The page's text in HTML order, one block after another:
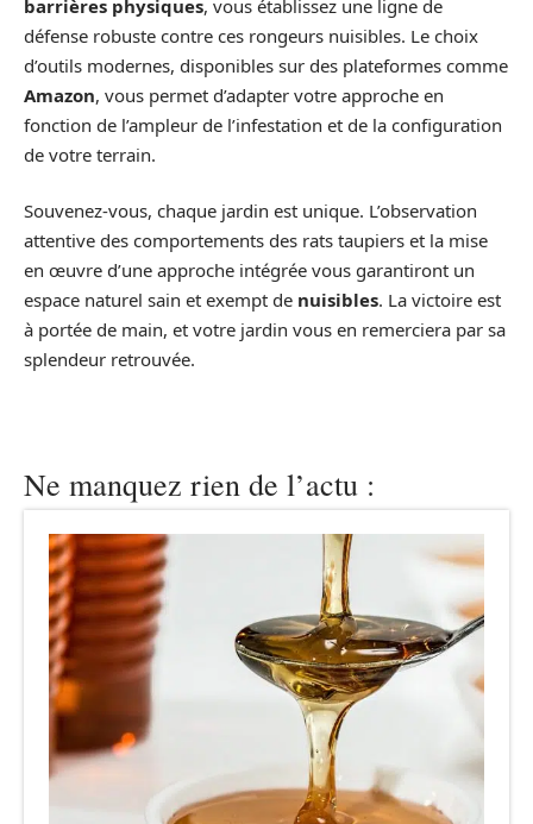
barrières physiques, vous établissez une ligne de
défense robuste contre ces rongeurs nuisibles. Le choix
d’outils modernes, disponibles sur des plateformes comme
Amazon, vous permet d’adapter votre approche en
fonction de l’ampleur de l’infestation et de la configuration
de votre terrain.
Souvenez-vous, chaque jardin est unique. L’observation
attentive des comportements des rats taupiers et la mise
en œuvre d’une approche intégrée vous garantiront un
espace naturel sain et exempt de nuisibles. La victoire est
à portée de main, et votre jardin vous en remerciera par sa
splendeur retrouvée.
Ne manquez rien de l’actu :